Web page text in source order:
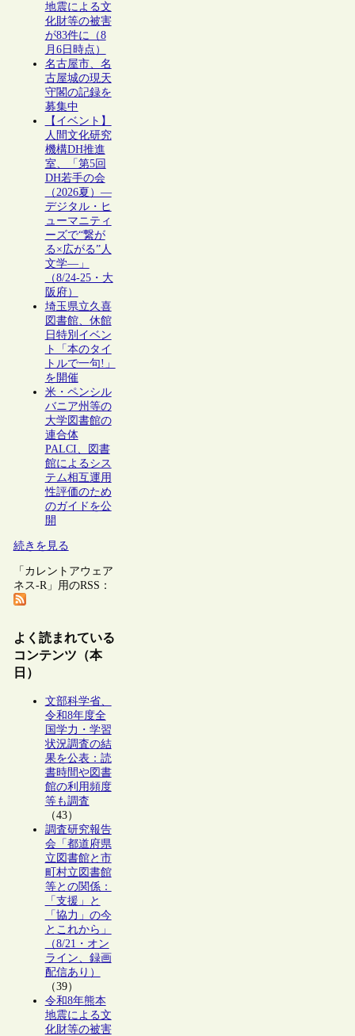
地震による文
化財等の被害
が83件に（8
月6日時点）
名古屋市、名
古屋城の現天
守閣の記録を
募集中
【イベント】
人間文化研究
機構DH推進
室、「第5回
DH若手の会
（2026夏）―
デジタル・ヒ
ューマニティ
ーズで“繋が
る×広がる”人
文学―」
（8/24-25・大
阪府）
埼玉県立久喜
図書館、休館
日特別イベン
ト「本のタイ
トルで一句!」
を開催
米・ペンシル
バニア州等の
大学図書館の
連合体
PALCI、図書
館によるシス
テム相互運用
性評価のため
のガイドを公
開
続きを見る
「カレントアウェア
ネス-R」用のRSS：
よく読まれている
コンテンツ（本
日）
文部科学省、
令和8年度全
国学力・学習
状況調査の結
果を公表：読
書時間や図書
館の利用頻度
等も調査
（43）
調査研究報告
会「都道府県
立図書館と市
町村立図書館
等との関係：
「支援」と
「協力」の今
とこれから」
（8/21・オン
ライン、録画
配信あり）
（39）
令和8年熊本
地震による文
化財等の被害